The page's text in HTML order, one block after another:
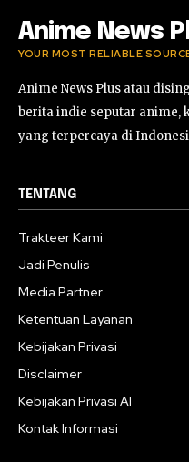
Anime News
YOUR MOST RELIABLE
Anime News Plus atau
berita indie seputar anime,
yang terpercaya di
TENTANG
Trakteer Kami
Jadi Penulis
Media Partner
Ketentuan Layanan
Kebijakan Privasi
Disclaimer
Kebijakan Privasi AI
Kontak Informasi